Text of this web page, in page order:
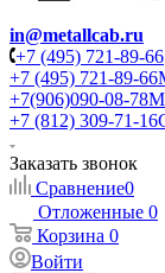
in@metallcab.ru
+7 (495) 721-89-66
+7 (495) 721-89-66
+7(906)090-08-78
+7 (812) 309-71-16
Заказать звонок
Сравнение0
Отложенные 0
Корзина 0
Войти